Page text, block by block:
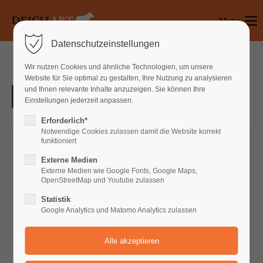
Login
Benutzername
Passwort
Anmelden
Register
Lorem ipsum dolor sit amet:
Menu
Datenschutzeinstellungen
Wir nutzen Cookies und ähnliche Technologien, um unsere
Website für Sie optimal zu gestalten, Ihre Nutzung zu analysieren
und Ihnen relevante Inhalte anzuzeigen. Sie können Ihre
Einstellungen jederzeit anpassen.
Erforderlich*
Notwendige Cookies zulassen damit die Website korrekt
funktioniert
Externe Medien
Externe Medien wie Google Fonts, Google Maps,
OpenStreetMap und Youtube zulassen
Statistik
Google Analytics und Matomo Analytics zulassen